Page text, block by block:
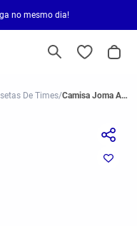
no mesmo dia!
De Times Camisa Joma Anderlecht III 25/26 Azul